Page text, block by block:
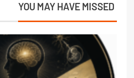
YOU MAY HAVE MISSED